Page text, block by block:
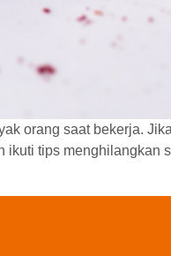
orang saat bekerja.
tips menghilangkan